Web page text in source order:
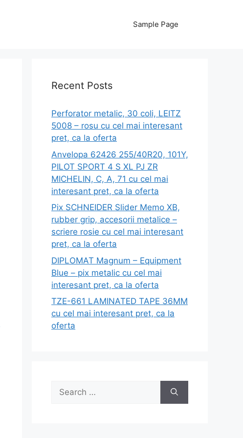
Sample Page
Recent Posts
Perforator metalic, 30 coli, LEITZ
5008 – rosu cu cel mai interesant
pret, ca la oferta
Anvelopa 62426 255/40R20, 101Y,
PILOT SPORT 4 S XL PJ ZR
MICHELIN, C, A, 71 cu cel mai
interesant pret, ca la oferta
Pix SCHNEIDER Slider Memo XB,
rubber grip, accesorii metalice –
scriere rosie cu cel mai interesant
pret, ca la oferta
DIPLOMAT Magnum – Equipment
Blue – pix metalic cu cel mai
interesant pret, ca la oferta
TZE-661 LAMINATED TAPE 36MM
cu cel mai interesant pret, ca la
oferta
Search
for: